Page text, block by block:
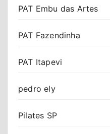
PAT Embu das Artes
PAT Fazendinha
PAT Itapevi
pedro ely
Pilates SP